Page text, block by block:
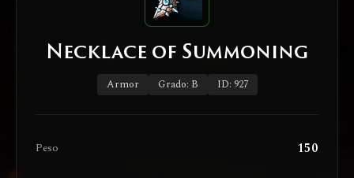
Necklace of Summoning
Armor Grado: B ID: 927
Peso 150